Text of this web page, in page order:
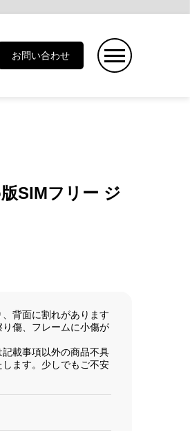
お問い合わせ
SIMフリー ジ
背面に割れがあります
傷、フレームに小傷が
載事項以外の商品不具
ます。少しでもご不安